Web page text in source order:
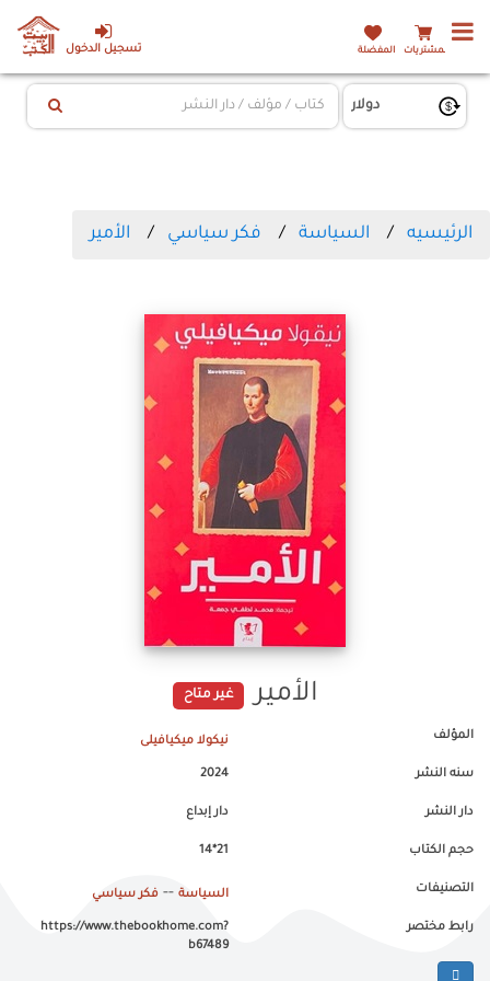
تسجيل الدخول المشتريات المفضلة
الرئيسيه السياسة فكر سياسي الأمير
الأمير غير متاح
المؤلف نيكولا ميكيافيلى
سنه النشر 2024
دار النشر دار إبداع
حجم الكتاب 21*14
التصنيفات السياسة -- فكر سياسي
رابط مختصر
https://www.thebookhome.com?
b67489